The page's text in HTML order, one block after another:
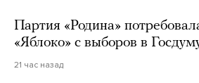
Партия «Родина»
«Яблоко» с выборов в
21 час назад